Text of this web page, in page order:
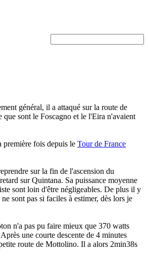
général, il a attaqué sur la route de
sont le Foscagno et le l'Eira n'avaient
première fois depuis le Tour de France
sur la fin de l'ascension du
sur Quintana. Sa puissance moyenne
sont loin d'être négligeables. De plus il y
sont pas si faciles à estimer, dès lors je
n'a pas pu faire mieux que 370 watts
une courte descente de 4 minutes
route de Mottolino. Il a alors 2min38s